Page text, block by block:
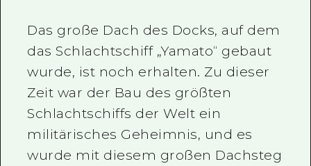
Das große Dach des Docks, auf dem
das Schlachtschiff „Yamato“ gebaut
wurde, ist noch erhalten. Zu dieser
Zeit war der Bau des größten
Schlachtschiffs der Welt ein
militärisches Geheimnis, und es
wurde mit diesem großen Dachsteg